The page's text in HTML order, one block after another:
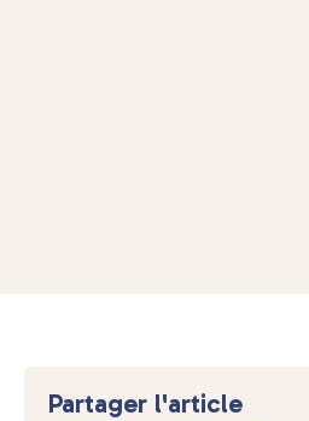
Partager l'article